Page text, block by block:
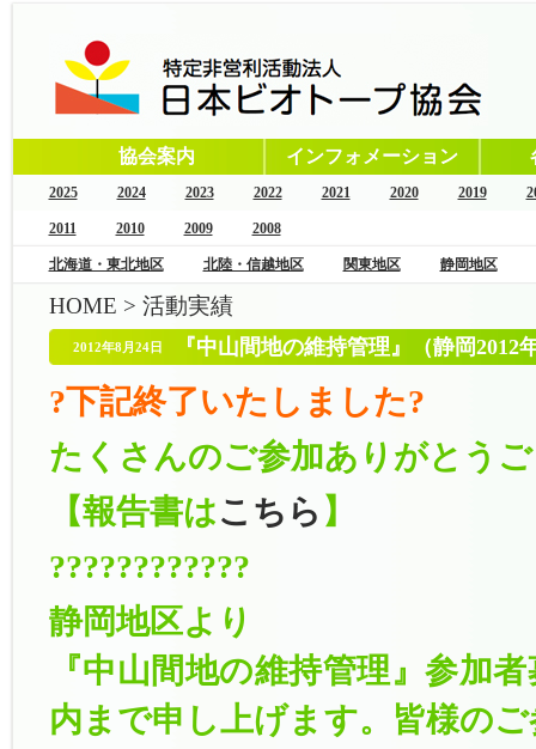
協会案内 インフォメーション
2025 2024 2023 2022 2021 2020 2019
2011 2010 2009 2008
北海道・東北地区 北陸・信越地区 関東地区 静岡地区
HOME > 活動実績
2012年8月24日 『中山間地の維持管理』（静岡2012
?下記終了いたしました?
たくさんのご参加ありがとう
【報告書はこちら 】
????????????
静岡地区より
『中山間地の維持管理』参加
内まで申し上げます。皆様の